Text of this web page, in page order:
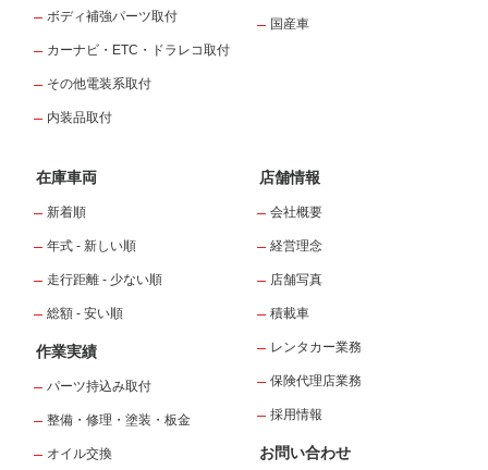
ボディ補強パーツ取付
カーナビ・ETC・ドラレコ取付
その他電装系取付
内装品取付
国産車
在庫車両
新着順
年式 - 新しい順
走行距離 - 少ない順
総額 - 安い順
作業実績
パーツ持込み取付
整備・修理・塗装・板金
オイル交換
店舗情報
会社概要
経営理念
店舗写真
積載車
レンタカー業務
保険代理店業務
採用情報
お問い合わせ